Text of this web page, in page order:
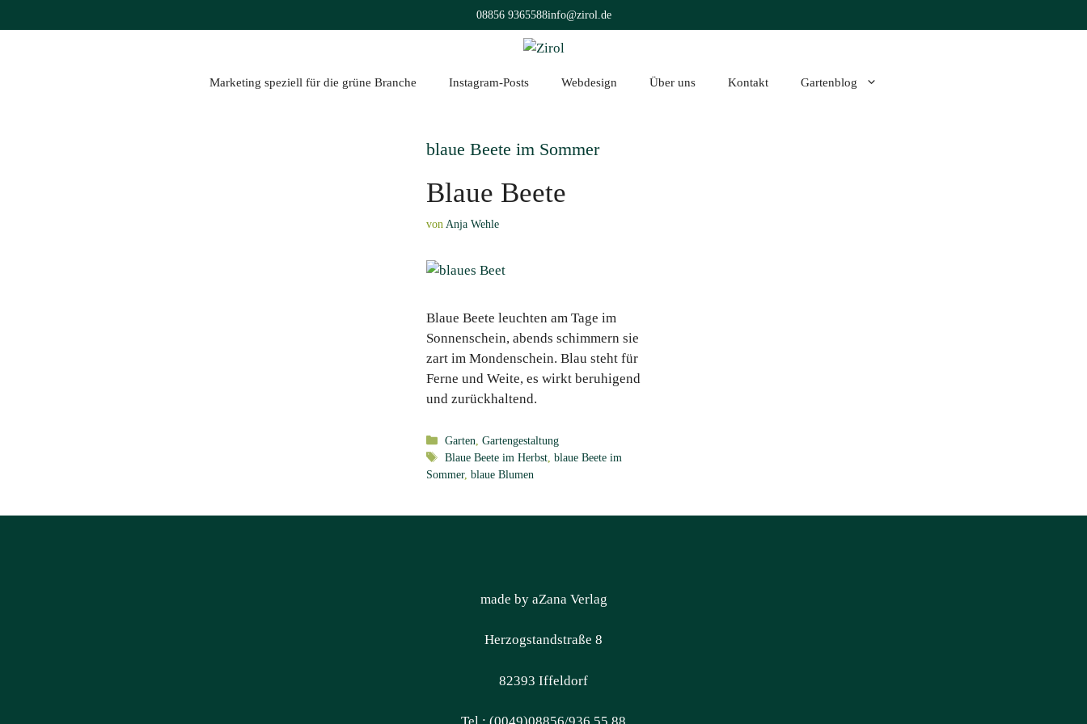
Inhalt
08856 9365588info@zirol.de
Marketing speziell für die grüne Branche Instagram-Posts Webdesign Über uns Kontakt Gartenblog
blaue Beete im Sommer
Blaue Beete
vonAnja Wehle
Blaue Beete leuchten am Tage im
Sonnenschein, abends schimmern sie
zart im Mondenschein. Blau steht für
Ferne und Weite, es wirkt beruhigend
und zurückhaltend.
Kategorien
Garten ,Gartengestaltung
Schlagwörter
Blaue Beete im Herbst ,blaue Beete im
Sommer, blaue Blumen
made by aZana Verlag
Herzogstandstraße 8
82393 Iffeldorf